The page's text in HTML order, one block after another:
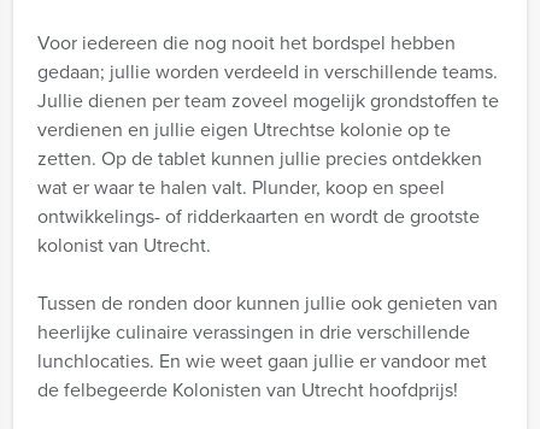
Voor iedereen die nog nooit het bordspel hebben
gedaan; jullie worden verdeeld in verschillende teams.
Jullie dienen per team zoveel mogelijk grondstoffen te
verdienen en jullie eigen Utrechtse kolonie op te
zetten. Op de tablet kunnen jullie precies ontdekken
wat er waar te halen valt. Plunder, koop en speel
ontwikkelings- of ridderkaarten en wordt de grootste
kolonist van Utrecht.
Tussen de ronden door kunnen jullie ook genieten van
heerlijke culinaire verassingen in drie verschillende
lunchlocaties. En wie weet gaan jullie er vandoor met
de felbegeerde Kolonisten van Utrecht hoofdprijs!